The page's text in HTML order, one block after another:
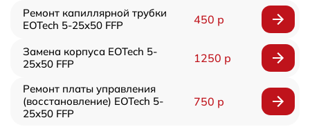
Ремонт капиллярной трубки
EOTech 5-25x50 FFP
450 р
Замена корпуса EOTech 5-
25x50 FFP
1250 р
Ремонт платы управления
(восстановление) EOTech 5-
25x50 FFP
750 р